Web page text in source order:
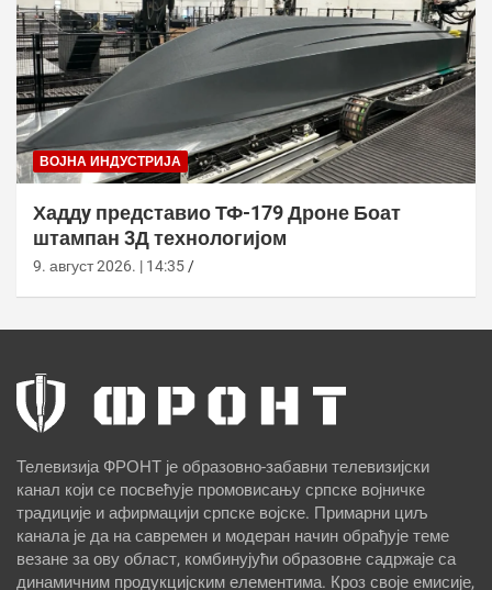
ВОЈНА ИНДУСТРИЈА
Хаддy представио ТФ-179 Дроне Боат
штампан 3Д технологијом
9. август 2026. | 14:35
Телевизија ФРОНТ је образовно-забавни телевизијски
канал који се посвећује промовисању српске војничке
традиције и афирмацији српске војске. Примарни циљ
канала је да на савремен и модеран начин обрађује теме
везане за ову област, комбинујући образовне садржаје са
динамичним продукцијским елементима. Кроз своје емисије,